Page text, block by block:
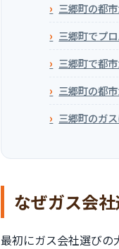
三郷町の都
三郷町でプ
三郷町で都
三郷町の都
三郷町のガ
なぜガス会
最初にガス会社選びの